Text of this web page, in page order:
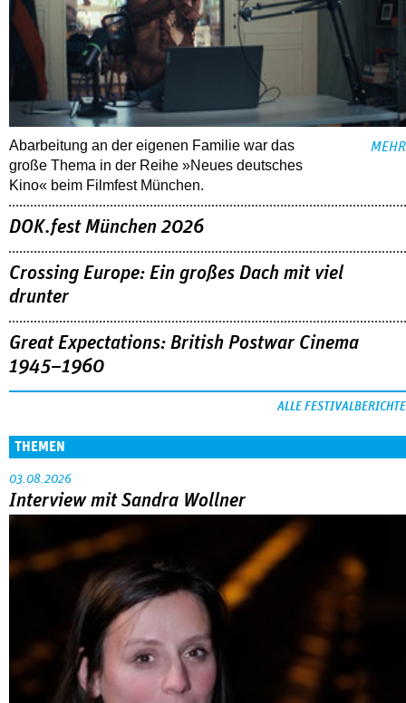
Abarbeitung an der eigenen Familie war das
große Thema in der Reihe »Neues deutsches
Kino« beim Filmfest München.
MEHR
DOK.fest München 2026
Crossing Europe: Ein großes Dach mit viel
drunter
Great Expectations: British Postwar Cinema
1945–1960
ALLE FESTIVALBERICHTE
THEMEN
03.08.2026
Interview mit Sandra Wollner